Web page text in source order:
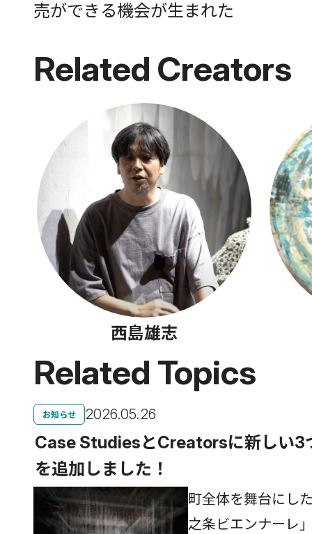
売ができる機会が生まれた
Related Creators
西島雄志
Related Topics
お知らせ 2026.05.26
Case StudiesとCreatorsに新しい3
を追加しました！
町全体を舞台にし
之条ビエンナーレ